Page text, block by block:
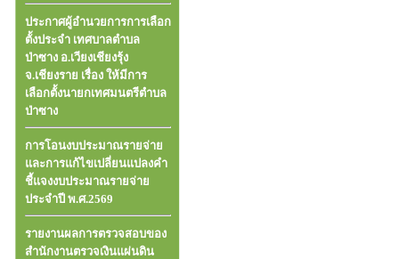
ประกาศผู้อำนวยการการเลือก
ตั้งประจำ เทศบาลตำบล
ป่าซาง อ.เวียงเชียงรุ้ง
จ.เชียงราย เรื่อง ให้มีการ
เลือกตั้งนายกเทศมนตรีตำบล
ป่าซาง
การโอนงบประมาณรายจ่าย
และการแก้ไขเปลี่ยนแปลงคำ
ชี้แจงงบประมาณรายจ่าย
ประจำปี พ.ศ.2569
รายงานผลการตรวจสอบของ
สำนักงานตรวจเงินแผ่นดิน